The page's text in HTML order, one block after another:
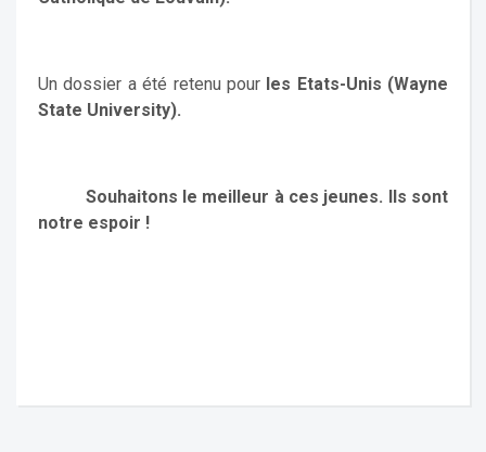
Un dossier a été retenu pour les Etats-Unis (Wayne
State University).
Souhaitons le meilleur à ces jeunes. Ils sont
notre espoir !